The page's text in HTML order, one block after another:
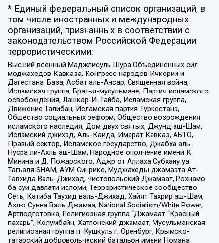
* Единый федеральный список организаций, в
том числе иностранных и международных
организаций, признанных в соответствии с
законодательством Российской Федерации
террористическими:
Высший военный Маджлисуль Шура Объединенных сил
моджахедов Кавказа, Конгресс народов Ичкерии и
Дагестана, База, Асбат аль-Ансар, Священная война,
Исламская группа, Братья-мусульмане, Партия исламского
освобождения, Лашкар-И-Тайба, Исламская группа,
Движение Талибан, Исламская партия Туркестана,
Общество социальных реформ, Общество возрождения
исламского наследия, Дом двух святых, Джунд аш-Шам,
Исламский джихад, Аль-Каида, Имарат Кавказ, АБТО,
Правый сектор, Исламское государство, Джабха аль-
Нусра ли-Ахль аш-Шам, Народное ополчение имени К.
Минина и Д. Пожарского, Аджр от Аллаха Субхану уа
Тагьаля SHAM, АУМ Синрике, Муджахеды джамаата Ат-
Тавхида Валь-Джихад, Чистопольский Джамаат, Рохнамо
ба суи давлати исломи, Террористическое сообщество
Сеть, Катиба Таухид валь-Джихад, Хайят Тахрир аш-Шам,
Ахлю Сунна Валь Джамаа, National Socialism/White Power,
Артподготовка, Религиозная группа “Джамаат “Красный
пахарь”, Колумбайн, Хатлонский джамаат, Мусульманская
религиозная группа п. Кушкуль г. Оренбург, Крымско-
татарский добровольческий батальон имени Номана